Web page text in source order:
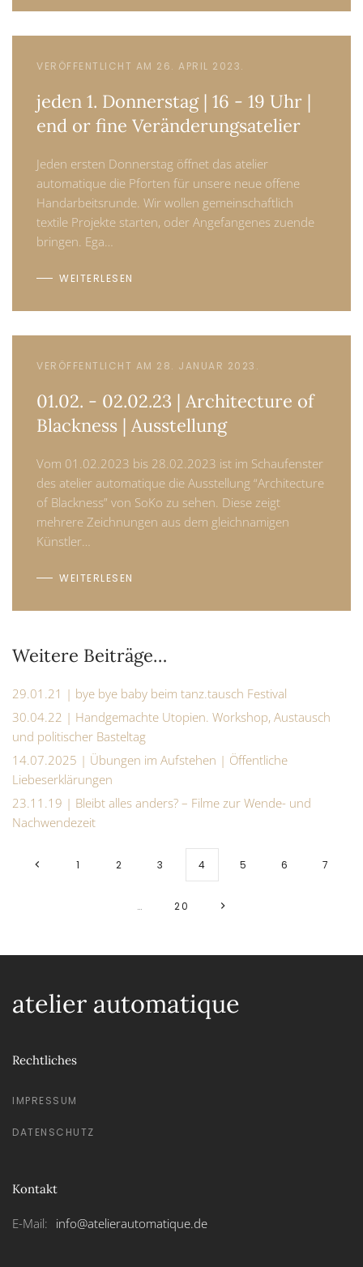
VERÖFFENTLICHT AM 26. APRIL 2023.
jeden 1. Donnerstag | 16 - 19 Uhr |
end or fine Veränderungsatelier
Jeden ersten Donnerstag öffnet das atelier
automatique die Pforten für unsere neue offene
Handarbeitsrunde. Wir wollen gemeinschaftlich
textile Projekte starten, oder Angefangenes zuende
bringen. Ega…
WEITERLESEN
VERÖFFENTLICHT AM 28. JANUAR 2023.
01.02. - 02.02.23 | Architecture of
Blackness | Ausstellung
Vom 01.02.2023 bis 28.02.2023 ist im Schaufenster
des atelier automatique die Ausstellung “Architecture
of Blackness” von SoKo zu sehen. Diese zeigt
mehrere Zeichnungen aus dem gleichnamigen
Künstler…
WEITERLESEN
Weitere Beiträge…
29.01.21 | bye bye baby beim tanz.tausch Festival
30.04.22 | Handgemachte Utopien. Workshop, Austausch
und politischer Basteltag
14.07.2025 | Übungen im Aufstehen | Öffentliche
Liebeserklärungen
23.11.19 | Bleibt alles anders? – Filme zur Wende- und
Nachwendezeit
1 2 3 4 5 6 7
… 20
atelier automatique
Rechtliches
IMPRESSUM
DATENSCHUTZ
Kontakt
E-Mail: info@atelierautomatique.de